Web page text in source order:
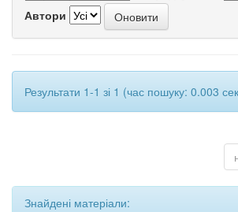
Автори
Результати 1-1 зі 1 (час пошуку: 0.003
Знайдені матеріали: